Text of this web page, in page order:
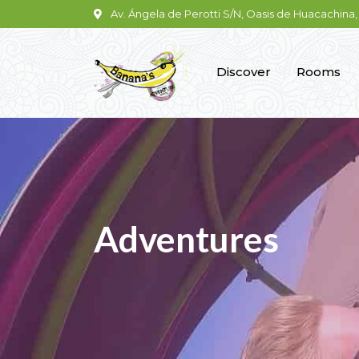
Av. Ángela de Perotti S/N, Oasis de Huacachina,
Discover Rooms
Adventures